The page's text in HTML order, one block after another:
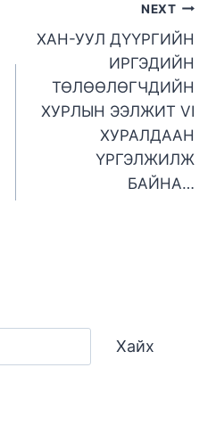
NEXT
ХАН-УУЛ ДҮҮРГИЙН
ИРГЭДИЙН
ТӨЛӨӨЛӨГЧДИЙН
ХУРЛЫН ЭЭЛЖИТ VI
ХУРАЛДААН
ҮРГЭЛЖИЛЖ
БАЙНА…
Хайх